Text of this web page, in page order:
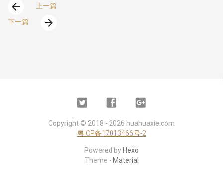
arrow_back
上一篇
下一篇
arrow_forward
Twitter FacebookGoogle
Copyright © 2018 - 2026 huahuaxie.com
粤ICP备17013466号-2
Powered by Hexo
Theme - Material